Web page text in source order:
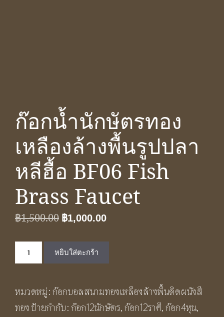
ก๊อกน้ำนักษัตรทอง
เหลืองล้างพื้นรูปปลา
หลีฮื้อ BF06 Fish
Brass Faucet
฿1,500.00 Original
was:
฿1,500.00.
฿1,000.00Current
฿1,000.00.
จำนวน
ก๊อก
นักษัตร
ทอง
หยิบใส่ตะกร้า
หมวดหมู่:ก๊อกบอลสนามทองเหลืองล้างพื้นติดผนังสี
ทอง ป้ายกำกับ:ก๊อก12นักษัตร,ก๊อก12ราศี,ก๊อก4หุน,